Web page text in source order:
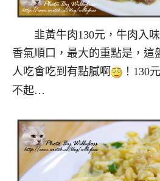
韭黃牛肉130元，牛肉入味
香氣順口，最大的重點是，這
人吃會吃到有點膩啊
！130
不起…